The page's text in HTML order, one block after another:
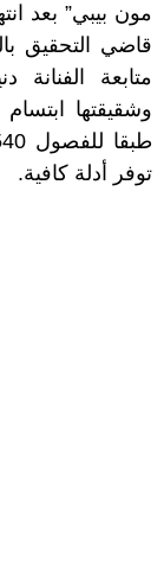
مون بيبي” بعد
قاضي التحقيق
متابعة
وشقيقتها
توفر أدلة كافية.